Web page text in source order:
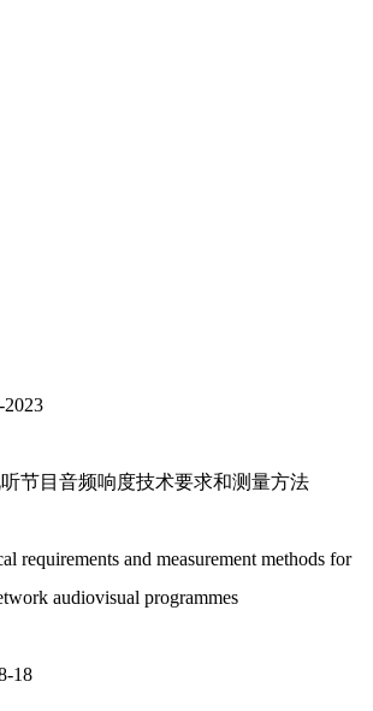
节目音频响度技术要求和测量方法
requirements and measurement methods for
audiovisual programmes
18